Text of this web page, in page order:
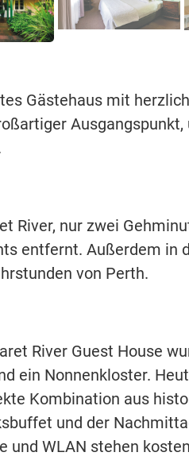
Gästehaus mit
River, nur zwei
entfernt. Außerdem in
von Perth.
River Guest House
ein Nonnenkloster.
Kombination aus
und der
und WLAN stehen